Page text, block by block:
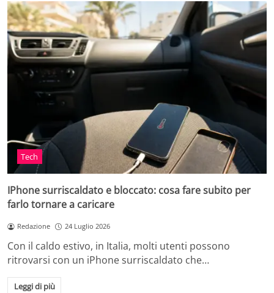
Tech
IPhone surriscaldato e bloccato: cosa fare subito per
farlo tornare a caricare
Redazione 24 Luglio 2026
Con il caldo estivo, in Italia, molti utenti possono
ritrovarsi con un iPhone surriscaldato che…
Leggi di più